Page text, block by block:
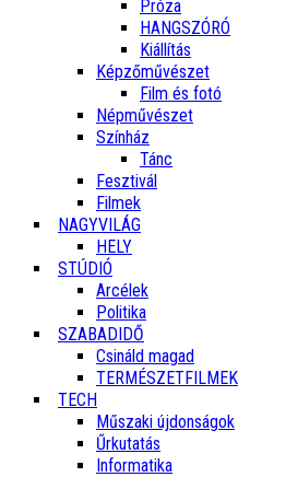
Próza
HANGSZÓRÓ
Kiállítás
Képzőművészet
Film és fotó
Népművészet
Színház
Tánc
Fesztivál
Filmek
NAGYVILÁG
HELY
STÚDIÓ
Arcélek
Politika
SZABADIDŐ
Csináld magad
TERMÉSZETFILMEK
TECH
Műszaki újdonságok
Űrkutatás
Informatika